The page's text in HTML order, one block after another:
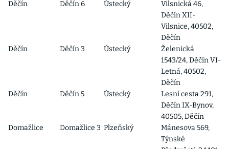
Děčín
Děčín 6 Ústecký
Vilsnická 46,
Děčín XII-
Vilsnice, 40502,
Děčín
Děčín
Děčín 3 Ústecký
Želenická
1543/24, Děčín VI-
Letná, 40502,
Děčín
Děčín
Děčín 5 Ústecký
Lesní cesta 291,
Děčín IX-Bynov,
40505, Děčín
Domažlice
Domažlice 3 Plzeňský
Mánesova 569,
Týnské